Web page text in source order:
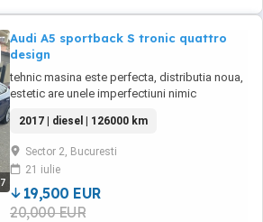
7
Audi A5 sportback S tronic quattro
design
tehnic masina este perfecta, distributia noua,
estetic are unele imperfectiuni nimic
2017 | diesel | 126000 km
Sector 2, Bucuresti
21 iulie
19,500 EUR
20,000 EUR